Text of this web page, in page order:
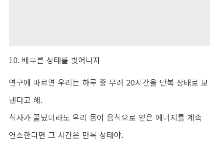
10. 배부른 상태를 벗어나자
연구에 따르면 우리는 하루 중 무려 20시간을 만복 상태로 보
낸다고 해.
식사가 끝났더라도 우리 몸이 음식으로 얻은 에너지를 계속
연소한다면 그 시간은 만복 상태야.